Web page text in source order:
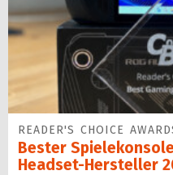
READER'S CHOICE
Bester
Headset-Hersteller